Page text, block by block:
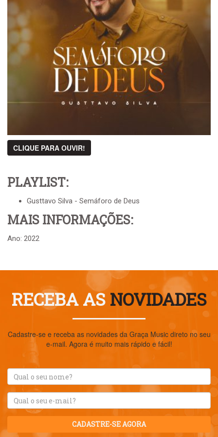
CLIQUE PARA OUVIR!
PLAYLIST:
Gusttavo Silva - Semáforo de Deus
MAIS INFORMAÇÕES:
Ano: 2022
RECEBA AS NOVIDADES
Cadastre-se e receba as novidades da Graça Music direto no seu
e-mail. Agora é muito mais rápido e fácil!
CADASTRE-SE AGORA